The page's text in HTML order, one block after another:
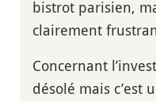
bistrot parisien,
clairement
Concernant
désolé mais c’est